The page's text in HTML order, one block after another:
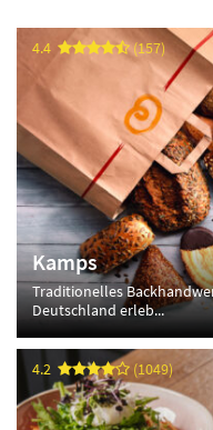
Kamps
Traditionelles
Deutschland erleb...
4.4 (157)
4.2 (1049)